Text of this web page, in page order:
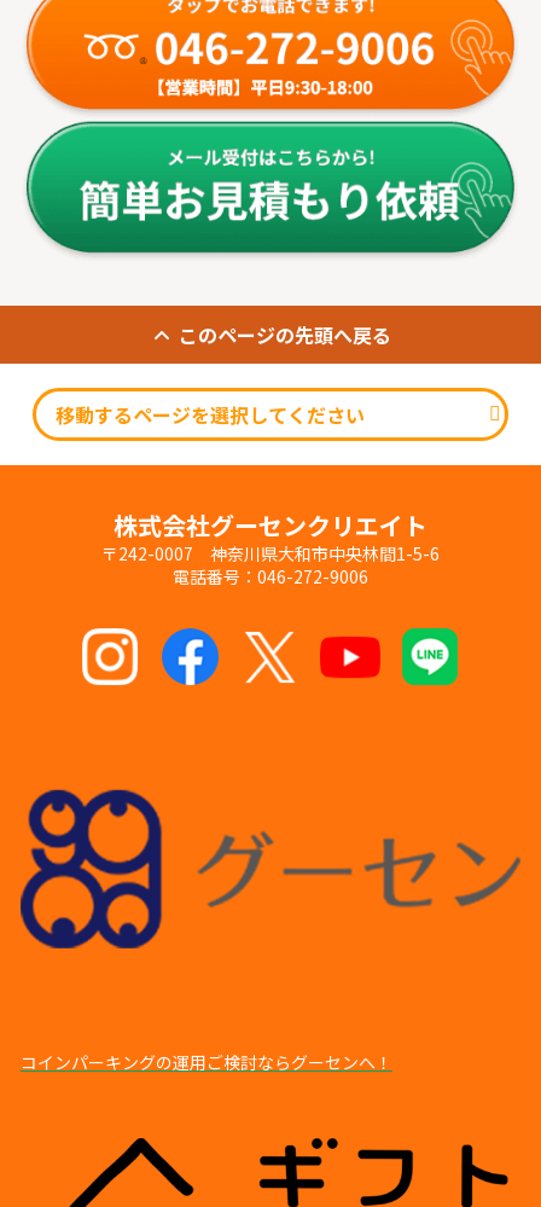
このページの先頭へ戻る
株式会社グーセンクリエイト
〒242-0007 神奈川県大和市中央林間1-5-6
電話番号：046-272-9006
コインパーキングの運⽤ご検討ならグーセンへ！